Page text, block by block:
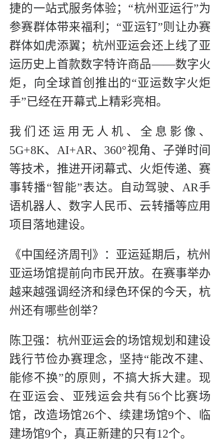
捷的一站式服务体验；“杭州亚运行”为
参赛群体带来福利；“亚运钉”则让办赛
群体如虎添翼；杭州亚运会还上线了亚
运历史上首款数字特许商品——数字火
炬，向全球首创推出的“亚运数字火炬
手”已经在开幕式上精彩亮相。
我们还运用无人机、全息影像、
5G+8K、AI+AR、360°视角、子弹时间
等技术，推进开闭幕式、火炬传递、赛
事转播“智能”表达。自动驾驶、AR手
语机器人、数字人民币、云转播等应用
项目落地建设。
《中国经济周刊》：亚运延期后，杭州
亚运场馆提前向市民开放。在赛事举办
越来越强调经济和绿色环保的今天，杭
州还有哪些创举？
陈卫强：杭州亚运会的场馆规划和建设
践行节俭办赛理念，坚持“能改不建、
能修不换”的原则，不搞大拆大建。现
在亚运会、亚残运会共有56个比赛场
馆，改造场馆26个、续建场馆9个、临
建场馆9个，真正新建的只有12个。